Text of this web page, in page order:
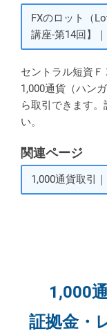
FXのロット（
講座-第14回】
セントラル短資Ｆ
1,000通貨（ハン
ら取引できます
い。
関連ページ
1,000通貨取引
1,000
証拠金・